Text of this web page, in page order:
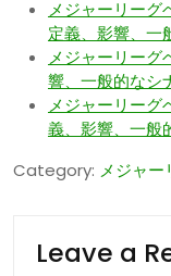
メジャーリーグ
定義、影響、一
メジャーリーグ
響、一般的なシ
メジャーリーグ
義、影響、一般
Category: メジャ
Leave a